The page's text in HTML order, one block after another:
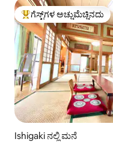
ಗೆಸ್ಟ್‌ಗಳಿಗೆ ಅತಿ ಹೆಚ್ಚು
ಗೆಸ್ಟ್‌ಗಳ ಅಚ್ಚುಮೆಚ್ಚಿನದು
Ishigaki ನಲ್ಲಿ ಮನೆ